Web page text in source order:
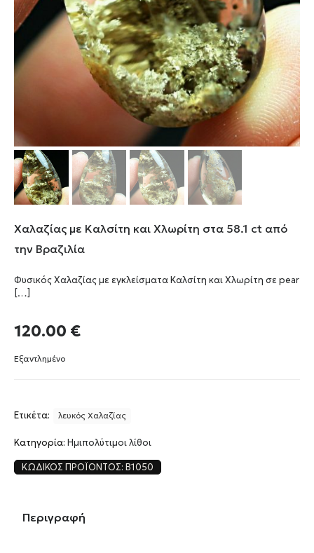
Χαλαζίας με Καλσίτη και Χλωρίτη στα 58.1 ct από
την Βραζιλία
Φυσικός Χαλαζίας με εγκλείσματα Καλσίτη και Χλωρίτη σε pear
[…]
120.00 €
Εξαντλημένο
Ετικέτα: λευκός Χαλαζίας
Κατηγορία: Ημιπολύτιμοι λίθοι
ΚΩΔΙΚΌΣ ΠΡΟΪΌΝΤΟΣ: B1050
Περιγραφή